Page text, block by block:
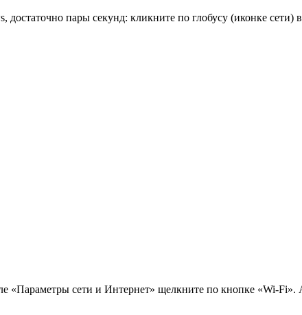
пары секунд: кликните по глобусу (иконке сети)
«Параметры сети и Интернет» щелкните по кнопке «Wi-